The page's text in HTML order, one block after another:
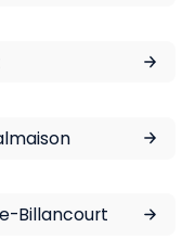
Billancourt